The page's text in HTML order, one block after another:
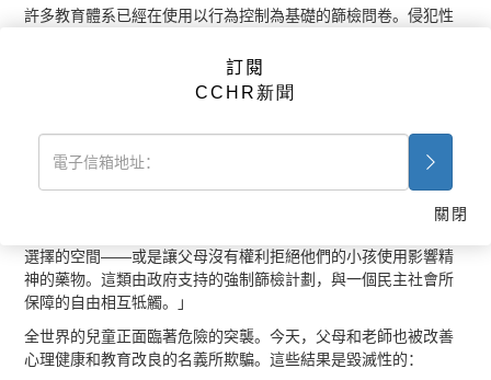
許多教育體系已經在使用以行為控制為基礎的篩檢問卷。侵犯性
是「你或家中某人是否曾經被強暴或被猥褻過？」執行計劃的人
員採取「獎勵」(賄賂)的方式，像是用五美元的禮物卷、租錄影帶
便進行篩檢。大部分的父母不知道他們的小孩正被評估。學校被
告知要僱用那些有保「醫療過失險」、有執照的「臨床醫師」。
對於精神科的全球篩檢，人類研究保障聯盟(Alliance for Human
Research Protection，AHRP)的薇拉 莎瑞(Vera Sharav)回應
選擇的空間——或是讓父母沒有權利拒絕他們的小孩使用影響精
神的藥物。這類由政府支持的強制篩檢計劃，與一個民主社會所
保障的自由相互牴觸。」
全世界的兒童正面臨著危險的突襲。今天，父母和老師也被改善
心理健康和教育改良的名義所欺騙。這些結果是毀滅性的：
訂閱
CCHR新聞
關閉